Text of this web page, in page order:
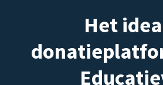
Het